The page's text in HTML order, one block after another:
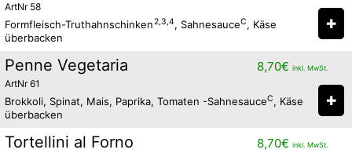
ArtNr 58
Formfleisch-Truthahnschinken2,3,4, SahnesauceC, Käse
überbacken
✚
Penne Vegetaria
ArtNr 61
8,70€ inkl. MwSt.
Brokkoli, Spinat, Mais, Paprika, Tomaten -SahnesauceC, Käse
überbacken
✚
Tortellini al Forno 8,70€ inkl. MwSt.